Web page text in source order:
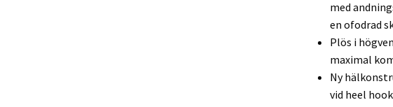
med
en ofodrad
Plös i
maximal
Ny
vid heel